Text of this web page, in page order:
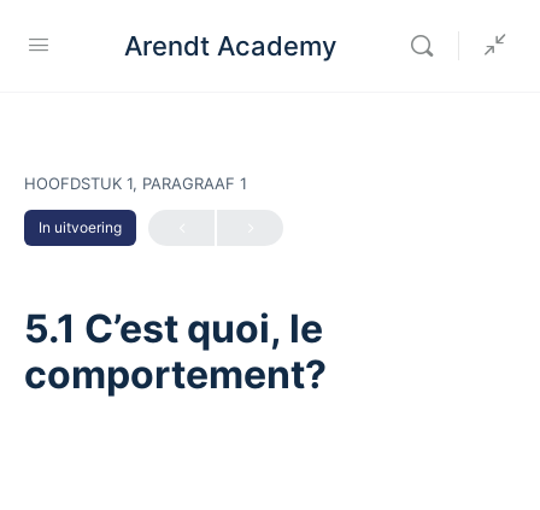
Arendt Academy
HOOFDSTUK 1, PARAGRAAF 1
In uitvoering
5.1 C’est quoi, le
comportement?